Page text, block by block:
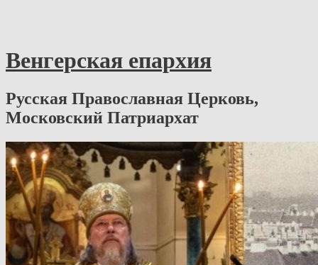
Венгерская епархия
Русская Православная Церковь,
Московский Патриархат